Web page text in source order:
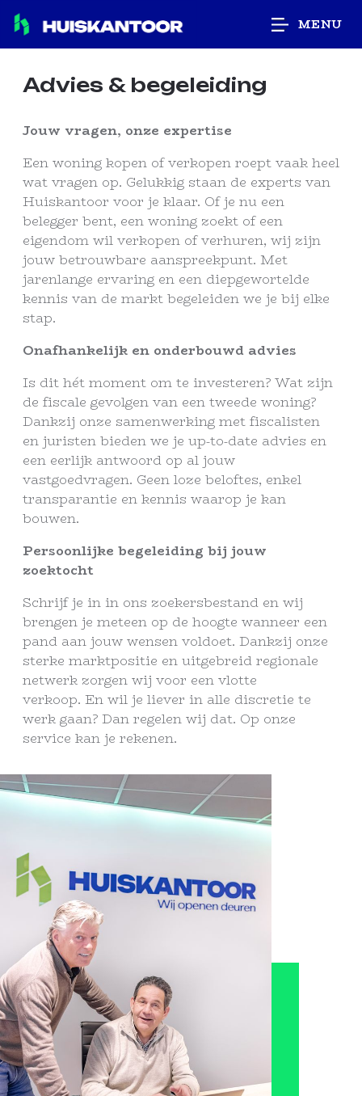
MENU
Advies & begeleiding
Jouw vragen, onze expertise
Een woning kopen of verkopen roept vaak heel
wat vragen op. Gelukkig staan de experts van
Huiskantoor voor je klaar. Of je nu een
belegger bent, een woning zoekt of een
eigendom wil verkopen of verhuren, wij zijn
jouw betrouwbare aanspreekpunt. Met
jarenlange ervaring en een diepgewortelde
kennis van de markt begeleiden we je bij elke
stap.
Onafhankelijk en onderbouwd advies
Is dit hét moment om te investeren? Wat zijn
de fiscale gevolgen van een tweede woning?
Dankzij onze samenwerking met fiscalisten
en juristen bieden we je up-to-date advies en
een eerlijk antwoord op al jouw
vastgoedvragen. Geen loze beloftes, enkel
transparantie en kennis waarop je kan
bouwen.
Persoonlijke begeleiding bij jouw
zoektocht
Schrijf je in in ons zoekersbestand en wij
brengen je meteen op de hoogte wanneer een
pand aan jouw wensen voldoet. Dankzij onze
sterke marktpositie en uitgebreid regionale
netwerk zorgen wij voor een vlotte
verkoop. En wil je liever in alle discretie te
werk gaan? Dan regelen wij dat. Op onze
service kan je rekenen.